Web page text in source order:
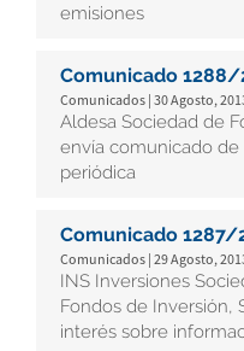
emisiones
Comunicado 1288/
Comunicados | 30 Agosto,
Aldesa Sociedad de
envía comunicado
periódica
Comunicado 1287/
Comunicados | 29 Agosto,
INS Inversiones
Fondos de Inversión,
interés sobre